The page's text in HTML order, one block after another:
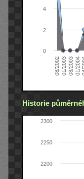
08/200201/200308/200301/2004
0
2
4
Historie
2200
2250
2300